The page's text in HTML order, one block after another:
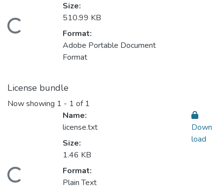
Size:
510.99 KB
Format:
Adobe Portable Document
Format
License bundle
Now showing 1 - 1 of 1
Name:
license.txt
Size:
1.46 KB
Format:
Plain Text
Down
load